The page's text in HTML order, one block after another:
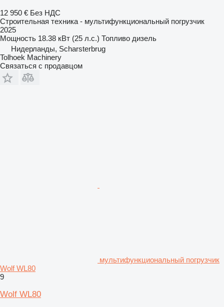
12 950 € Без НДС
Строительная техника - мультифункциональный погрузчик
2025
Мощность 18.38 кВт (25 л.с.) Топливо дизель
Нидерланды, Scharsterbrug
Tolhoek Machinery
Связаться с продавцом
мультифункциональный погрузчик
Wolf WL80
9
Wolf WL80